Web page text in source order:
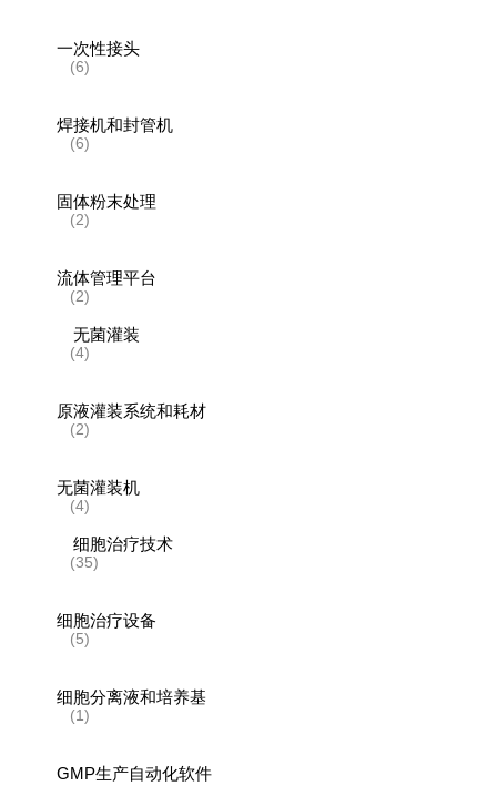
一次性接头
(6)
焊接机和封管机
(6)
固体粉末处理
(2)
流体管理平台
(2)
无菌灌装
(4)
原液灌装系统和耗材
(2)
无菌灌装机
(4)
细胞治疗技术
(35)
细胞治疗设备
(5)
细胞分离液和培养基
(1)
GMP生产自动化软件